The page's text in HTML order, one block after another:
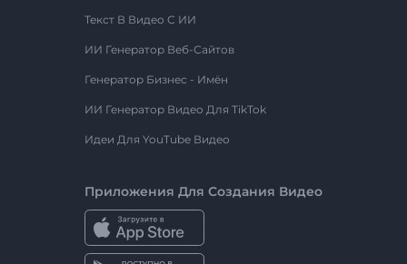
Текст В Видео С ИИ
ИИ Генератор Веб-Сайтов
Генератор Бизнес - Имён
ИИ Генератор Видео Для TikTok
Идеи Для YouTube Видео
Приложения Для Создания Видео